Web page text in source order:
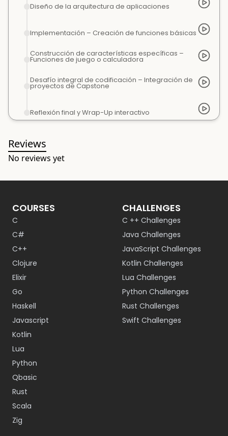
Diseño de la arquitectura de aplicaciones
Implementación – Creación de funciones básicas
Construcción de características específicas –
Funciones de juego o calculadora
Desafío integral de codificación – Integración de
proyectos de Capstone
Reflexión final y Wrap-Up interactivo
Reviews
No reviews yet
COURSES
C
C#
C++
Clojure
Elixir
Go
Haskell
Javascript
Kotlin
Lua
Python
Qbasic
Rust
Scala
Zig
CHALLENGES
C ++ Challenges
Java Challenges
JavaScript Challenges
Kotlin Challenges
Lua Challenges
Python Challenges
Rust Challenges
Swift Challenges